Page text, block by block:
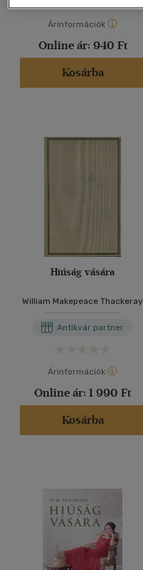
Árinformációk
Online ár: 940 Ft
Kosárba
Hiúság vására
William Makepeace Thackeray
Antikvár partner
Árinformációk
Online ár: 1 990 Ft
Kosárba